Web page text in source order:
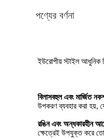
পণ্যের বর্ণনা
ইউরোপীয় স্টাইল আধুনিক
বিলাসবহুল এবং মার্জিত
উপকরণ ব্যবহার করা হয়,
রঙিন এবং অন্ধকারহীন
ক্ষেত্রেই উপযুক্ত করে